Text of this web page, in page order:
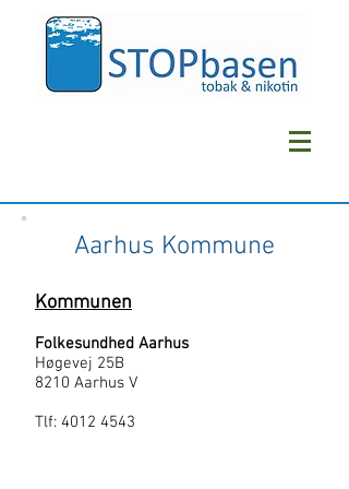
Aarhus Kommune
Kommunen
Folkesundhed Aarhus
Høgevej 25B
8210 Aarhus V
Tlf: 4012 4543